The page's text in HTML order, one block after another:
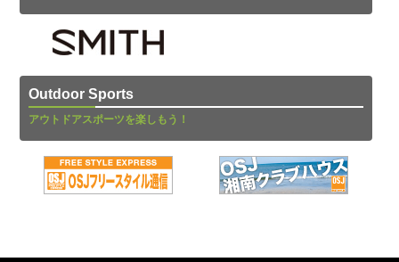
Outdoor Sports
アウトドアスポーツを楽しもう！